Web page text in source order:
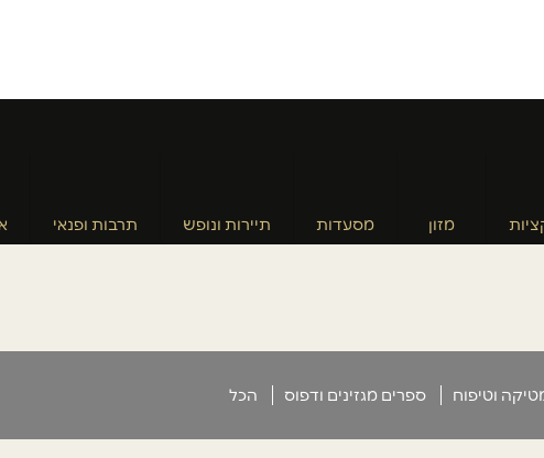
מזון מסעדות תיירות ונופש תרבות ופנאי
וטיפוח ספרים מגזינים ודפוס הכל